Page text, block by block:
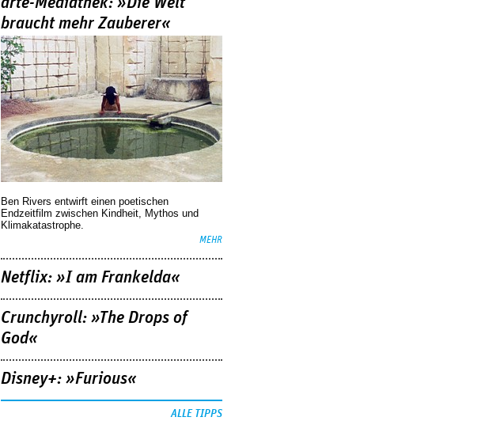
braucht mehr Zauberer«
Ben Rivers entwirft einen poetischen
Endzeitfilm zwischen Kindheit, Mythos und
Klimakatastrophe.
MEHR
Netflix: »I am Frankelda«
Crunchyroll: »The Drops of
God«
Disney+: »Furious«
ALLE TIPPS